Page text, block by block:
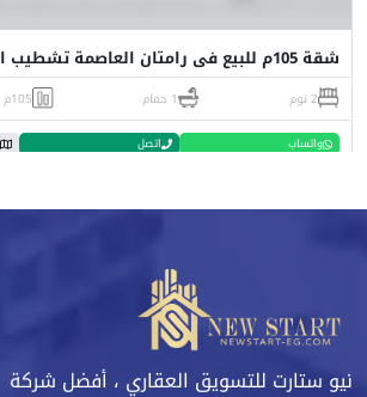
شقة 105م للبيع فى رامتان العاصمة تشطيب الترا لوكس
2 نوم 1 حمام 105م
واتساب اتصل
نيو ستارت للتسويق العقاري ، أفضل شركة